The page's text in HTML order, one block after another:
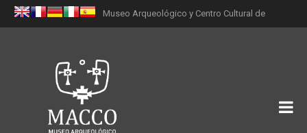
Museo Arqueológico y Centro Cultural de